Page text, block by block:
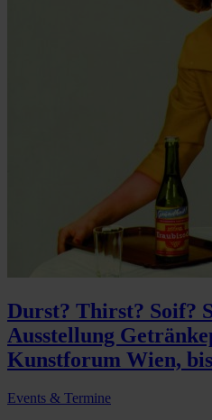
Durst? Thirst? Soif?
Ausstellung
Kunstforum Wien, bis
Events & Termine